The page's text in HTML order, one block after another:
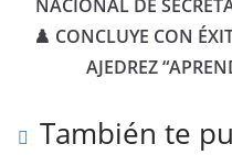
NACIONAL DE
♟️ CONCLUYE CON
AJEDREZ
También te